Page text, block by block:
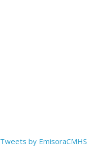
Tweets by EmisoraCMHS